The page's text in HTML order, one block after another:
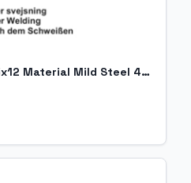
PT Threaded stud M5x12 Material Mild Steel 4.8 acc. EN ISO 13918